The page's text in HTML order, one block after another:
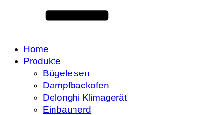
Home
Produkte
Bügeleisen
Dampfbackofen
Delonghi Klimagerät
Einbauherd